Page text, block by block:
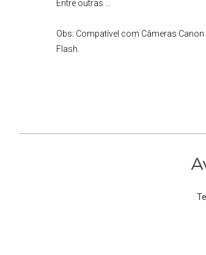
Entre outras ...
Obs: Compatível com Câmeras
Flash.